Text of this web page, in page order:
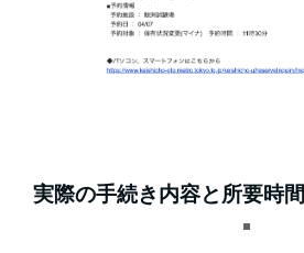
実際の手続き内容と所要時間